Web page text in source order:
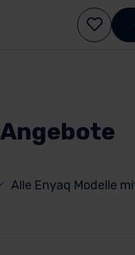
Alle Enyaq Modelle